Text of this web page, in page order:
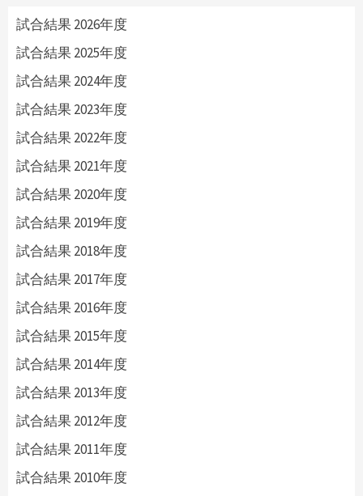
試合結果 2026年度
試合結果 2025年度
試合結果 2024年度
試合結果 2023年度
試合結果 2022年度
試合結果 2021年度
試合結果 2020年度
試合結果 2019年度
試合結果 2018年度
試合結果 2017年度
試合結果 2016年度
試合結果 2015年度
試合結果 2014年度
試合結果 2013年度
試合結果 2012年度
試合結果 2011年度
試合結果 2010年度